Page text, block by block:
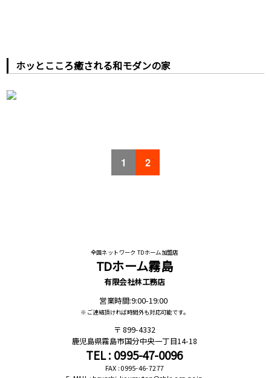
ホッとこころ癒される和モダンの家
1 2
全国ネットワーク TDホーム加盟店
TDホーム霧島
有限会社林工務店
営業時間:9:00-19:00
※ ご連絡頂ければ時間外も対応可能です。
899-4332
鹿児島県霧島市国分中央一丁目14-18
TEL : 0995-47-0096
FAX : 0995-46-7277